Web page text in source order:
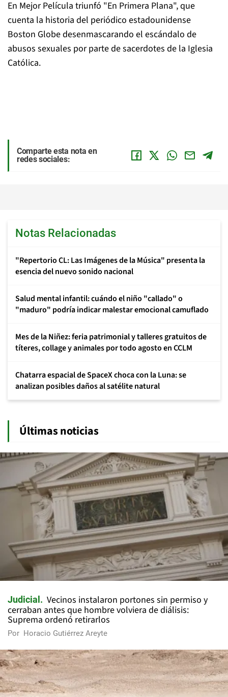
En Mejor Película triunfó "En Primera Plana", que
cuenta la historia del periódico estadounidense
Boston Globe desenmascarando el escándalo de
abusos sexuales por parte de sacerdotes de la Iglesia
Católica.
Comparte esta nota en
redes sociales:
Notas Relacionadas
"Repertorio CL: Las Imágenes de la Música" presenta la
esencia del nuevo sonido nacional
Salud mental infantil: cuándo el niño "callado" o
"maduro" podría indicar malestar emocional camuflado
Mes de la Niñez: feria patrimonial y talleres gratuitos de
títeres, collage y animales por todo agosto en CCLM
Chatarra espacial de SpaceX choca con la Luna: se
analizan posibles daños al satélite natural
Últimas noticias
Judicial
Vecinos instalaron portones sin permiso y
cerraban antes que hombre volviera de diálisis:
Suprema ordenó retirarlos
Por Horacio Gutiérrez Areyte